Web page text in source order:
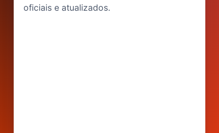
oficiais e atualizados.